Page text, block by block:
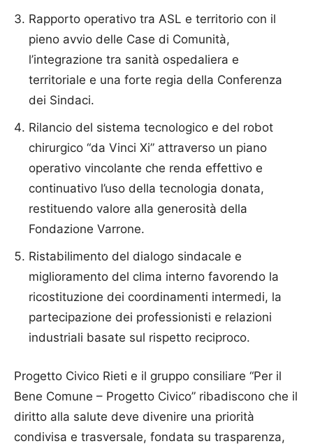
Rapporto operativo tra ASL e territorio con il
pieno avvio delle Case di Comunità,
l’integrazione tra sanità ospedaliera e
territoriale e una forte regia della Conferenza
dei Sindaci.
Rilancio del sistema tecnologico e del robot
chirurgico “da Vinci Xi” attraverso un piano
operativo vincolante che renda effettivo e
continuativo l’uso della tecnologia donata,
restituendo valore alla generosità della
Fondazione Varrone.
Ristabilimento del dialogo sindacale e
miglioramento del clima interno favorendo la
ricostituzione dei coordinamenti intermedi, la
partecipazione dei professionisti e relazioni
industriali basate sul rispetto reciproco.
Progetto Civico Rieti e il gruppo consiliare “Per il
Bene Comune – Progetto Civico” ribadiscono che il
diritto alla salute deve divenire una priorità
condivisa e trasversale, fondata su trasparenza,